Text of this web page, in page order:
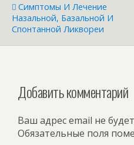
Симптомы И Лечение
Назальной, Базальной И
Спонтанной Ликвореи
Добавить комментарий
Ваш адрес email не
Обязательные поля